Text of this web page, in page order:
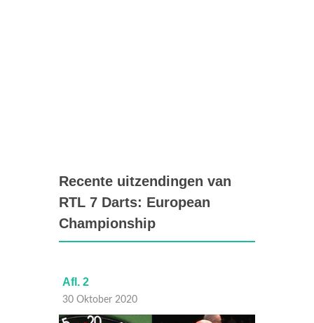
Recente uitzendingen van
RTL 7 Darts: European
Championship
Afl. 2
30 Oktober 2020